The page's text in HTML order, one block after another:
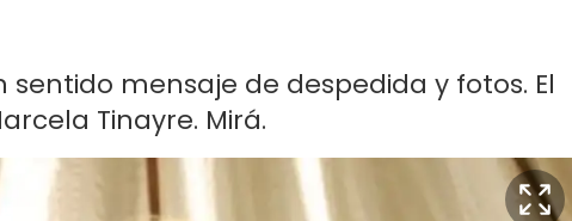
mensaje de despedida y fotos. El
Tinayre. Mirá.